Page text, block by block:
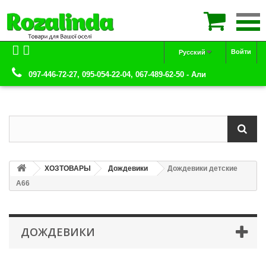
Войти
Русский
097-446-72-27, 095-054-22-04, 067-489-62-50 - Али
ХОЗТОВАРЫ Дождевики
Дождевики детские
А66
ДОЖДЕВИКИ
